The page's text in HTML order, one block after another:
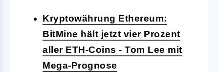
Kryptowährung Ethereum:
BitMine hält jetzt vier Prozent
aller ETH-Coins - Tom Lee mit
Mega-Prognose